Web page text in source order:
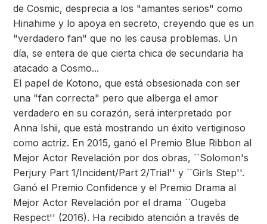
de Cosmic, desprecia a los "amantes serios" como
Hinahime y lo apoya en secreto, creyendo que es un
"verdadero fan" que no les causa problemas. Un
día, se entera de que cierta chica de secundaria ha
atacado a Cosmo...
El papel de Kotono, que está obsesionada con ser
una "fan correcta" pero que alberga el amor
verdadero en su corazón, será interpretado por
Anna Ishii, que está mostrando un éxito vertiginoso
como actriz. En 2015, ganó el Premio Blue Ribbon al
Mejor Actor Revelación por dos obras, ``Solomon's
Perjury Part 1/Incident/Part 2/Trial'' y ``Girls Step''.
Ganó el Premio Confidence y el Premio Drama al
Mejor Actor Revelación por el drama ``Ougeba
Respect'' (2016). Ha recibido atención a través de